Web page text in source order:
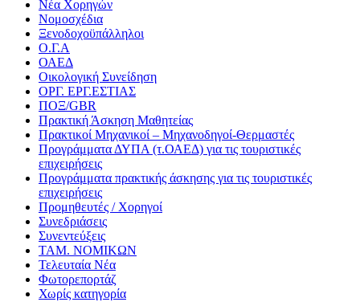
Νέα Χορηγών
Νομοσχέδια
Ξενοδοχοϋπάλληλοι
Ο.Γ.Α
ΟΑΕΔ
Οικολογική Συνείδηση
ΟΡΓ. ΕΡΓ.ΕΣΤΙΑΣ
ΠΟΞ/GBR
Πρακτική Άσκηση Μαθητείας
Πρακτικοί Μηχανικοί – Μηχανοδηγοί-Θερμαστές
Προγράμματα ΔΥΠΑ (τ.ΟΑΕΔ) για τις τουριστικές
επιχειρήσεις
Προγράμματα πρακτικής άσκησης για τις τουριστικές
επιχειρήσεις
Προμηθευτές / Χορηγοί
Συνεδριάσεις
Συνεντεύξεις
ΤΑΜ. ΝΟΜΙΚΩΝ
Τελευταία Νέα
Φωτορεπορτάζ
Χωρίς κατηγορία